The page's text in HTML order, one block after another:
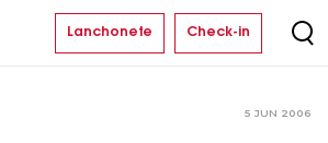
Lanchonete Check-in
5 JUN 2006